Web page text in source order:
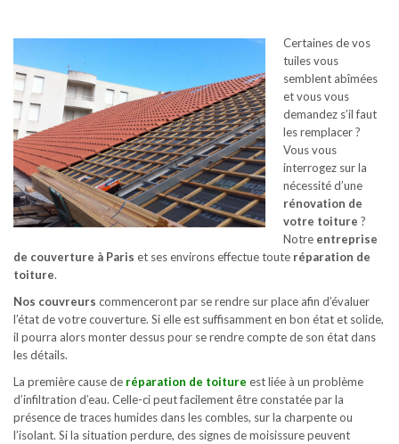
Certaines de vos
tuiles vous
semblent abîmées
et vous vous
demandez s’il faut
les remplacer ?
Vous vous
interrogez sur la
nécessité d’une
rénovation de
votre toiture ?
Notre entreprise
de couverture à Paris et ses environs effectue toute réparation de
toiture.
Nos couvreurs commenceront par se rendre sur place afin d’évaluer
l’état de votre couverture. Si elle est suffisamment en bon état et solide,
il pourra alors monter dessus pour se rendre compte de son état dans
les détails.
La première cause de réparation de toiture est liée à un problème
d’infiltration d’eau. Celle-ci peut facilement être constatée par la
présence de traces humides dans les combles, sur la charpente ou
l’isolant. Si la situation perdure, des signes de moisissure peuvent